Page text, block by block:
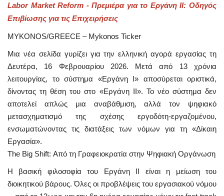
Labor Market Reform - Πρεμιέρα για το Εργάνη ΙΙ: Οδηγός
Επιβίωσης για τις Επιχειρήσεις
MYKONOS/GREECE – Mykonos Ticker
Μια νέα σελίδα γυρίζει για την ελληνική αγορά εργασίας τη
Δευτέρα, 16 Φεβρουαρίου 2026. Μετά από 13 χρόνια
λειτουργίας, το σύστημα «Εργάνη Ι» αποσύρεται οριστικά,
δίνοντας τη θέση του στο «Εργάνη ΙΙ». Το νέο σύστημα δεν
αποτελεί απλώς μια αναβάθμιση, αλλά τον ψηφιακό
μετασχηματισμό της σχέσης εργοδότη-εργαζομένου,
ενσωματώνοντας τις διατάξεις των νόμων για τη «Δίκαιη
Εργασία».
The Big Shift: Από τη Γραφειοκρατία στην Ψηφιακή Οργάνωση
Η βασική φιλοσοφία του Εργάνη ΙΙ είναι η μείωση του
διοικητικού βάρους. Όλες οι προβλέψεις του εργασιακού νόμου